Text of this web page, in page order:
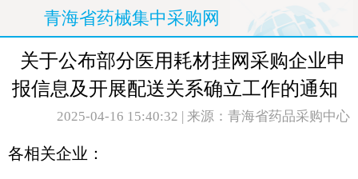
青海省药械集中采购网
关于公布部分医用耗材挂网采购企业申
报信息及开展配送关系确立工作的通知
2025-04-16 15:40:32 | 来源：青海省药品采购中心
各相关企业：